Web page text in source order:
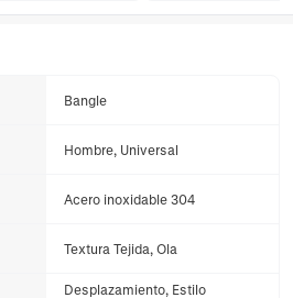
Bangle
Hombre, Universal
Acero inoxidable 304
Textura Tejida, Ola
Desplazamiento, Estilo